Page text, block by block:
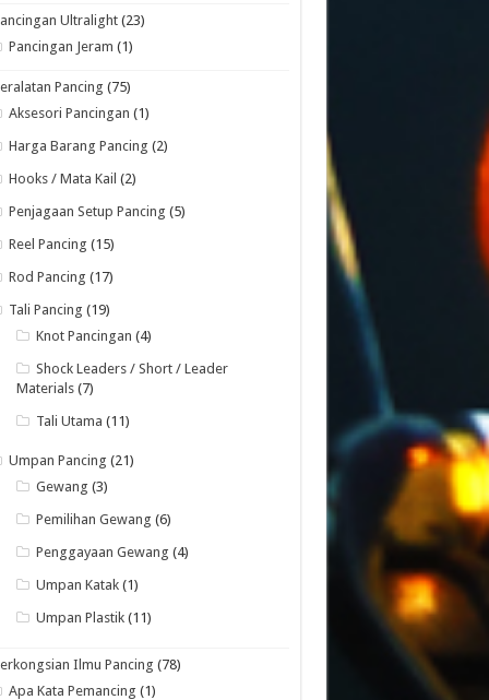
Ultralight (23)
Pancingan Jeram (1)
Pancing (75)
Aksesori Pancingan (1)
Harga Barang Pancing (2)
Hooks / Mata Kail (2)
Penjagaan Setup Pancing (5)
Reel Pancing (15)
Rod Pancing (17)
Tali Pancing (19)
Knot Pancingan (4)
Shock Leaders / Short / Leader
Materials(7)
Tali Utama (11)
Umpan Pancing (21)
Gewang (3)
Pemilihan Gewang (6)
Penggayaan Gewang (4)
Umpan Katak (1)
Umpan Plastik (11)
Ilmu Pancing (78)
Apa Kata Pemancing (1)